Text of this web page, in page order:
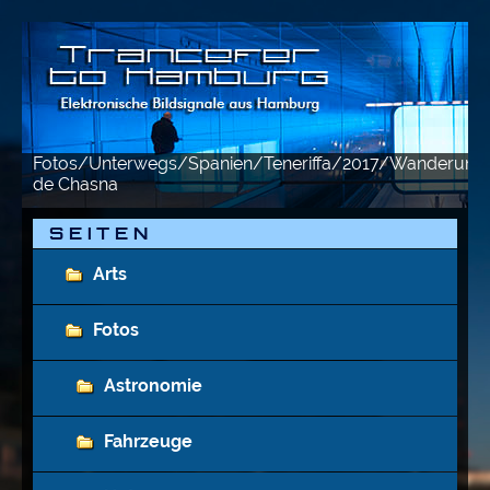
Fotos/Unterwegs/Spanien/Teneriffa/2017/
de Chasna
S E I T E N
Arts
Fotos
Astronomie
Fahrzeuge